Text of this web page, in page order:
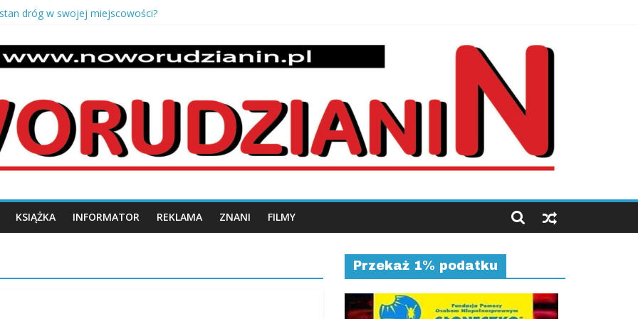
dróg w swojej miejscowości?
odbiór mieszkania od dewelopera?
męskie pancerka – ponadczasowy styl i męska elegancja
KSIĄŻKA INFORMATOR REKLAMA ZNANI FILMY
Przekaż 1% podatku